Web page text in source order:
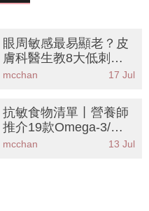
眼周敏感最易顯老？皮
膚科醫生教8大低刺激
保養成分丨KO眼紋紅腫
mcchan 17 Jul
抗敏食物清單丨營養師
推介19款Omega-3/鋅/
維他命D食物 擊退濕疹
mcchan 13 Jul